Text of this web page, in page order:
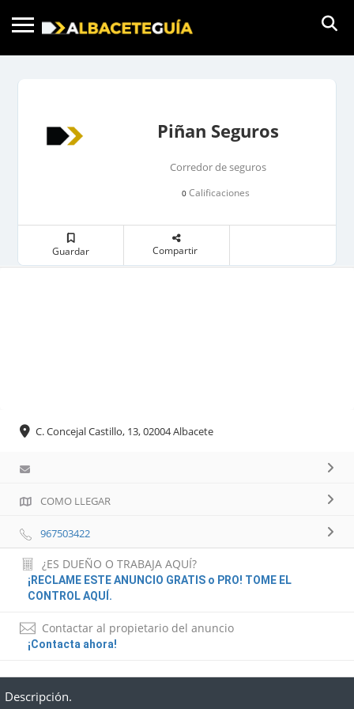
Piñan Seguros
Corredor de seguros
0Calificaciones
Guardar Compartir
C. Concejal Castillo, 13, 02004 Albacete
COMO LLEGAR
967503422
¿ES DUEÑO O TRABAJA AQUÍ?
¡RECLAME ESTE ANUNCIO GRATIS o PRO! TOME EL
CONTROL AQUÍ.
Contactar al propietario del anuncio
¡Contacta ahora!
Descripción.